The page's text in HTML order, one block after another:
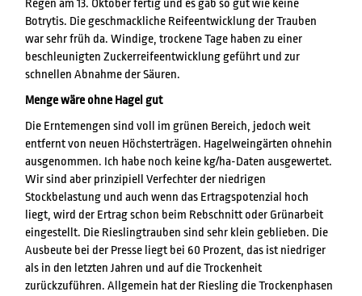
Regen am 13. Oktober fertig und es gab so gut wie keine
Botrytis. Die geschmackliche Reifeentwicklung der Trauben
war sehr früh da. Windige, trockene Tage haben zu einer
beschleunigten Zuckerreifeentwicklung geführt und zur
schnellen Abnahme der Säuren.
Menge wäre ohne Hagel gut
Die Erntemengen sind voll im grünen Bereich, jedoch weit
entfernt von neuen Höchsterträgen. Hagelweingärten ohnehin
ausgenommen. Ich habe noch keine kg/ha-Daten ausgewertet.
Wir sind aber prinzipiell Verfechter der niedrigen
Stockbelastung und auch wenn das Ertragspotenzial hoch
liegt, wird der Ertrag schon beim Rebschnitt oder Grünarbeit
eingestellt. Die Rieslingtrauben sind sehr klein geblieben. Die
Ausbeute bei der Presse liegt bei 60 Prozent, das ist niedriger
als in den letzten Jahren und auf die Trockenheit
zurückzuführen. Allgemein hat der Riesling die Trockenphasen